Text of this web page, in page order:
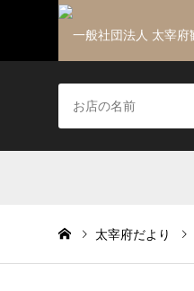
太宰府だより